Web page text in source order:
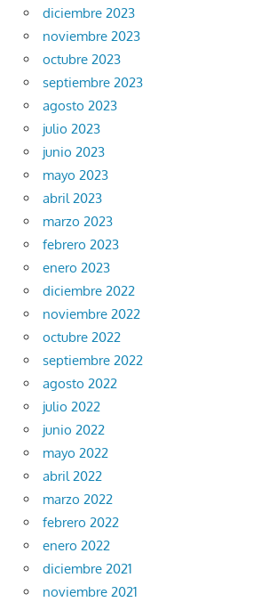
diciembre 2023
noviembre 2023
octubre 2023
septiembre 2023
agosto 2023
julio 2023
junio 2023
mayo 2023
abril 2023
marzo 2023
febrero 2023
enero 2023
diciembre 2022
noviembre 2022
octubre 2022
septiembre 2022
agosto 2022
julio 2022
junio 2022
mayo 2022
abril 2022
marzo 2022
febrero 2022
enero 2022
diciembre 2021
noviembre 2021